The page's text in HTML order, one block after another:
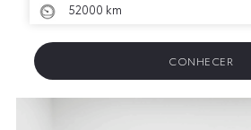
52000 km
CONHECER